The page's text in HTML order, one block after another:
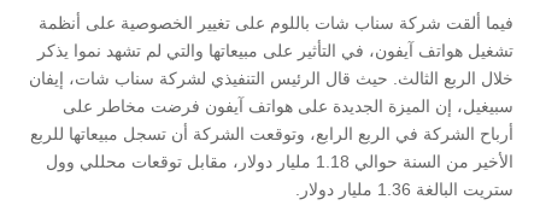
فيما ألقت شركة سناب شات باللوم على تغيير الخصوصية على أنظمة
تشغيل هواتف آيفون، في التأثير على مبيعاتها والتي لم تشهد نموا يذكر
خلال الربع الثالث. حيث قال الرئيس التنفيذي لشركة سناب شات، إيفان
سبيغيل، إن الميزة الجديدة على هواتف آيفون فرضت مخاطر على
أرباح الشركة في الربع الرابع، وتوقعت الشركة أن تسجل مبيعاتها للربع
الأخير من السنة حوالي 1.18 مليار دولار، مقابل توقعات محللي وول
ستريت البالغة 1.36 مليار دولار.